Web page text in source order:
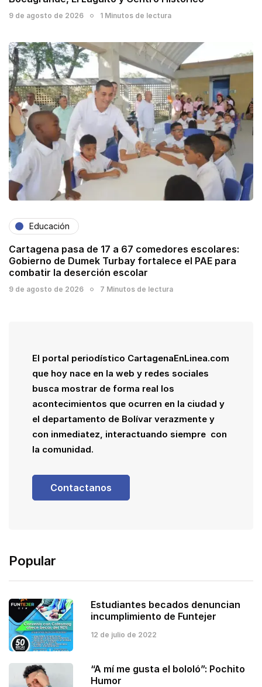
9 de agosto de 2026 1 Minutos de lectura
Educación
Cartagena pasa de 17 a 67 comedores escolares:
Gobierno de Dumek Turbay fortalece el PAE para
combatir la deserción escolar
9 de agosto de 2026 7 Minutos de lectura
El portal periodístico CartagenaEnLinea.com
que hoy nace en la web y redes sociales
busca mostrar de forma real los
acontecimientos que ocurren en la ciudad y
el departamento de Bolívar verazmente y
con inmediatez, interactuando siempre con
la comunidad.
Contactanos
Popular
Estudiantes becados denuncian
incumplimiento de Funtejer
12 de julio de 2022
“A mí me gusta el bololó”: Pochito
Humor